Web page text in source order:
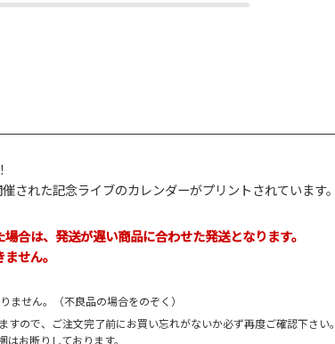
れた記念ライブのカレンダーがプリントされています。
合は、発送が遅い商品に合わせた発送となります。
せん。
せん。（不良品の場合をのぞく）
ので、ご注文完了前にお買い忘れがないか必ず再度ご確認下さい。
お断りしております。